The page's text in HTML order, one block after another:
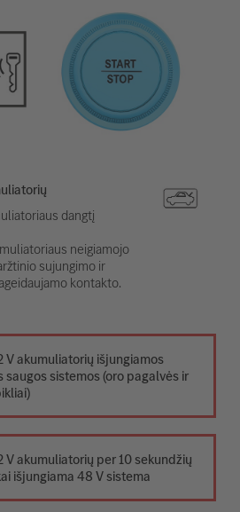
dangtį
neigiamojo
sujungimo ir
kontakto.
V akumuliatorių išjungiamos
saugos sistemos (oro pagalvės ir
V akumuliatorių per 10 sekundžių
išjungiama 48 V sistema